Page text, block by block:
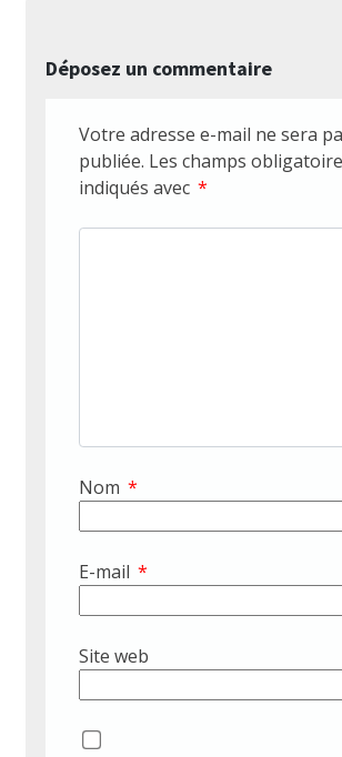
Déposez un commentaire
Votre adresse e-mail ne sera
publiée. Les champs
indiqués avec *
Nom *
E-mail *
Site web